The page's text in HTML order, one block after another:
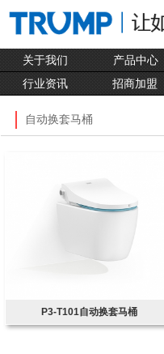
关于我们 产品中心
行业资讯
招商加盟
自动换套马桶
P3-T101自动换套马桶